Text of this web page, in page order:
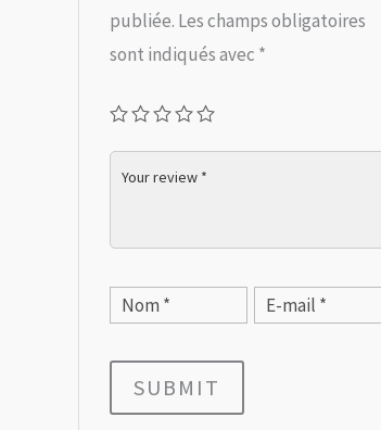
publiée. Les champs obligatoires
sont indiqués avec *
SUBMIT